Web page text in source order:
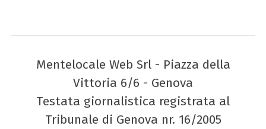
Mentelocale Web Srl - Piazza della
Vittoria 6/6 - Genova
Testata giornalistica registrata al
Tribunale di Genova nr. 16/2005